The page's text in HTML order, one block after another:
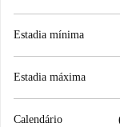
Estadia mínima
Estadia máxima
Calendário